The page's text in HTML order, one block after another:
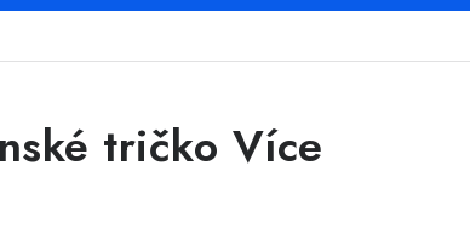
tričko Více